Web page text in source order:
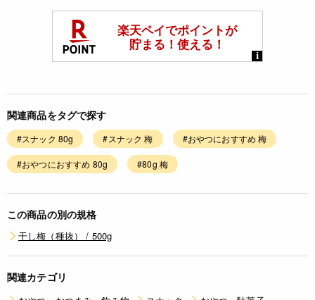
関連商品をタグで探す
#スナック 80g #スナック 梅 #おやつにおすすめ 梅
#おやつにおすすめ 80g #80g 梅
この商品の別の規格
干し梅（種抜） / 500g
関連カテゴリ